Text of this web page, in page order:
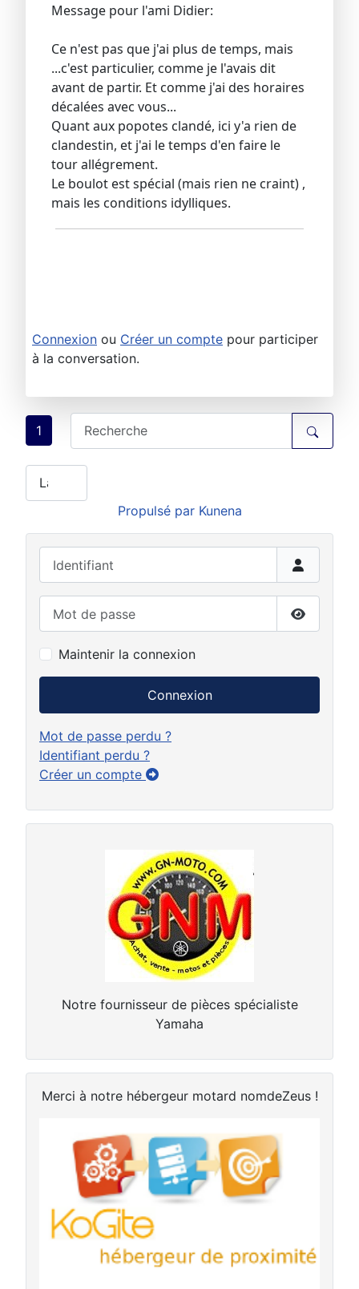
Message pour l'ami Didier:
Ce n'est pas que j'ai plus de temps, mais
...c'est particulier, comme je l'avais dit
avant de partir. Et comme j'ai des horaires
décalées avec vous...
Quant aux popotes clandé, ici y'a rien de
clandestin, et j'ai le temps d'en faire le
tour allégrement.
Le boulot est spécial (mais rien ne craint) ,
mais les conditions idylliques.
Connexion ou Créer un compte pour participer
à la conversation.
1
Propulsé par Kunena
Afficher
Maintenir la connexion
Connexion
Mot de passe perdu ?
Identifiant perdu ?
Créer un compte
Notre fournisseur de pièces spécialiste
Yamaha
Merci à notre hébergeur motard nomdeZeus !